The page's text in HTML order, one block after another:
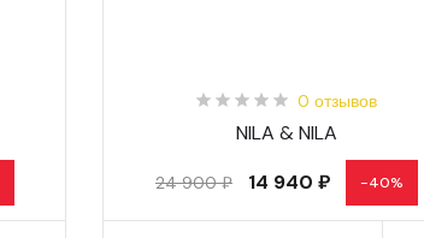
0 отзывов
NILA & NILA
24 900 ₽ 14 940 ₽ -40%